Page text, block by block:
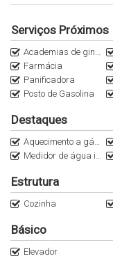
Serviços Próximos
Academias de ginástica
Farmácia
Panificadora
Posto de Gasolina
Destaques
Aquecimento a gás (tubulação)
Medidor de água individual
Estrutura
Cozinha
Básico
Elevador